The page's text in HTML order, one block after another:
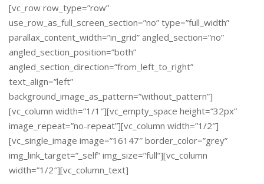
[vc_row row_type=”row”
use_row_as_full_screen_section=”no” type=”full_width”
parallax_content_width=”in_grid” angled_section=”no”
angled_section_position=”both”
angled_section_direction=”from_left_to_right”
text_align=”left”
background_image_as_pattern=”without_pattern”]
[vc_column width=”1/1″][vc_empty_space height=”32px”
image_repeat=”no-repeat”][vc_column width=”1/2″]
[vc_single_image image=”16147″ border_color=”grey”
img_link_target=”_self” img_size=”full”][vc_column
width=”1/2″][vc_column_text]